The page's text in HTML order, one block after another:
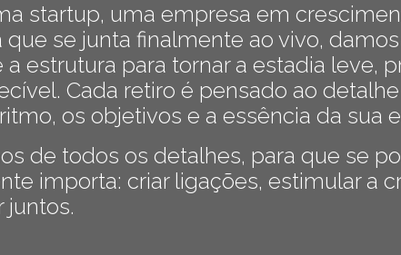
startup, uma empresa em
que se junta finalmente ao vivo,
a estrutura para tornar a estadia leve,
Cada retiro é pensado ao
os objetivos e a essência da sua
de todos os detalhes, para que se
importa: criar ligações, estimular a
juntos.